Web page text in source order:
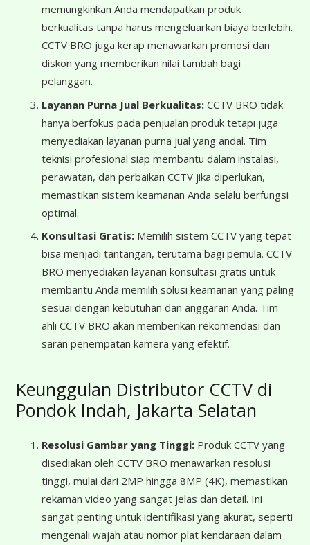
memungkinkan Anda mendapatkan produk
berkualitas tanpa harus mengeluarkan biaya berlebih.
CCTV BRO juga kerap menawarkan promosi dan
diskon yang memberikan nilai tambah bagi
pelanggan.
Layanan Purna Jual Berkualitas: CCTV BRO tidak
hanya berfokus pada penjualan produk tetapi juga
menyediakan layanan purna jual yang andal. Tim
teknisi profesional siap membantu dalam instalasi,
perawatan, dan perbaikan CCTV jika diperlukan,
memastikan sistem keamanan Anda selalu berfungsi
optimal.
Konsultasi Gratis: Memilih sistem CCTV yang tepat
bisa menjadi tantangan, terutama bagi pemula. CCTV
BRO menyediakan layanan konsultasi gratis untuk
membantu Anda memilih solusi keamanan yang paling
sesuai dengan kebutuhan dan anggaran Anda. Tim
ahli CCTV BRO akan memberikan rekomendasi dan
saran penempatan kamera yang efektif.
Keunggulan Distributor CCTV di
Pondok Indah, Jakarta Selatan
Resolusi Gambar yang Tinggi: Produk CCTV yang
disediakan oleh CCTV BRO menawarkan resolusi
tinggi, mulai dari 2MP hingga 8MP (4K), memastikan
rekaman video yang sangat jelas dan detail. Ini
sangat penting untuk identifikasi yang akurat, seperti
mengenali wajah atau nomor plat kendaraan dalam